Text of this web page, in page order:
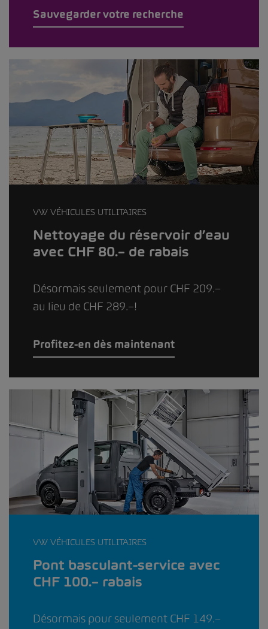
Sauvegarder votre recherche
VW VÉHICULES UTILITAIRES
Nettoyage du réservoir d’eau
avec CHF 80.– de rabais
Désormais seulement pour CHF 209.–
au lieu de CHF 289.–!
Profitez-en dès maintenant
VW VÉHICULES UTILITAIRES
Pont basculant-service avec
CHF 100.– rabais
Désormais pour seulement CHF 149.–